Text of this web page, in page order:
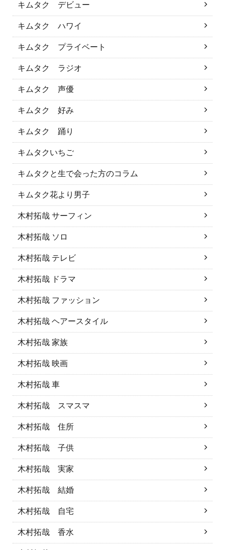
キムタク デビュー
キムタク ハワイ
キムタク プライベート
キムタク ラジオ
キムタク 声優
キムタク 好み
キムタク 踊り
キムタクいちご
キムタクと生で会った方のコラム
キムタク花より男子
木村拓哉 サーフィン
木村拓哉 ソロ
木村拓哉 テレビ
木村拓哉 ドラマ
木村拓哉 ファッション
木村拓哉 ヘアースタイル
木村拓哉 家族
木村拓哉 映画
木村拓哉 車
木村拓哉 スマスマ
木村拓哉 住所
木村拓哉 子供
木村拓哉 実家
木村拓哉 結婚
木村拓哉 自宅
木村拓哉 香水